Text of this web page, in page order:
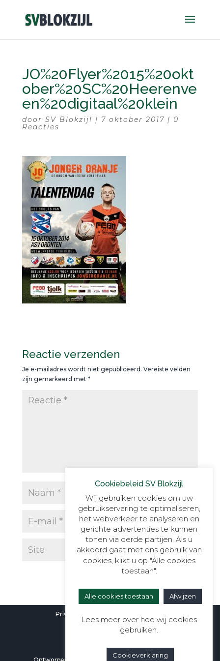
JO%20Flyer%2015%20okt
ober%20SC%20Heerenve
en%20digitaal%20klein
door SV Blokzijl | 7 oktober 2017 | 0
Reacties
Reactie verzenden
Je e-mailadres wordt niet gepubliceerd. Vereiste velden
zijn gemarkeerd met *
Privacyverklaring
Cookiebeleid SV Blokzijl
Wij gebruiken cookies om uw
gebruikservaring te optimaliseren,
het webverkeer te analyseren en
gerichte advertenties te kunnen
tonen via derde partijen. Als u
akkoord gaat met ons gebruik van
cookies, klikt u op "Alle cookies
toestaan".
Alle cookies toestaan Afwijzen
Lees meer over hoe wij cookies
gebruiken.
Cookieverklaring